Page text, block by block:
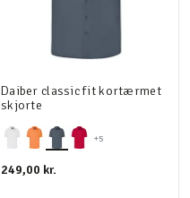
+5
Daiber classic fit kortærmet
skjorte
249,00 kr.